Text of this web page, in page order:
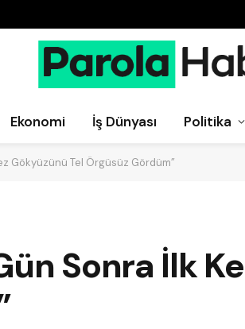
Ekonomi İş Dünyası Politika
Gökyüzünü Tel Örgüsüz Gördüm”
Sonra İlk